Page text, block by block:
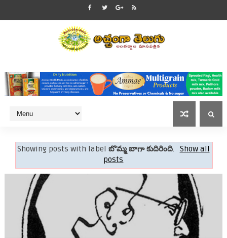
Showing posts with labelబొమ్మ బాగా కుదిరింది.
Show all
posts